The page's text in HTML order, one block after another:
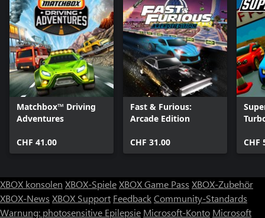
Matchbox™ Driving
Adventures
CHF 41.00
Fast & Furious:
Arcade Edition
CHF 31.00 CHF
XBOX konsolen XBOX-SpieleXBOX Game Pass XBOX-Zubehör
XBOX-News XBOX Support FeedbackCommunity-Standards
Warnung: photosensitive Epilepsie Microsoft-Konto Microsoft